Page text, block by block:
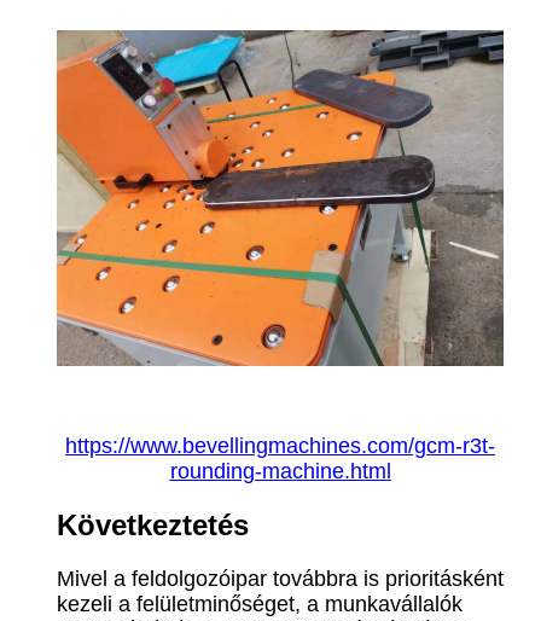
https://www.bevellingmachines.com/gcm-r3t-
rounding-machine.html
Következtetés
Mivel a feldolgozóipar továbbra is prioritásként
kezeli a felületminőséget, a munkavállalók